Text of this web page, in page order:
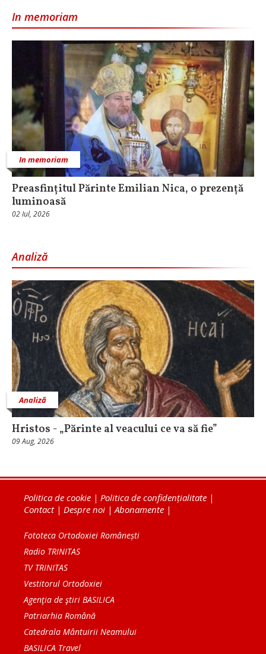
In memoriam
In memoriam
Preasfințitul Părinte Emilian Nica, o prezență
luminoasă
02 Iul, 2026
Analiză
Analiză
Hristos - „Părinte al veacului ce va să fie”
09 Aug, 2026
Politica de cookie | Politica de confidențialitate |
Contact| Despre noi | Abonamente |
Fototeca Ortodoxiei Românești
Radio TRINITAS
TV TRINITAS
Vestitorul Ortodoxiei
Agenţia de ştiri BASILICA
Patriarhia Română
Catedrala Mântuirii Neamului
BASILICA Travel